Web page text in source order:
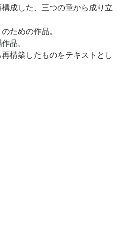
成した、三つの章から成り立
ための作品。
品。
構築したものをテキストとし